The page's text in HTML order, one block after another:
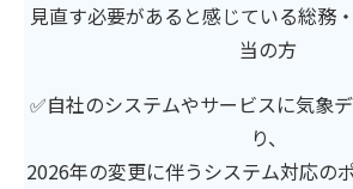
見直す必要があると感じている総務
当の方
✅自社のシステムやサービスに気象
り、
2026年の変更に伴うシステム対応の